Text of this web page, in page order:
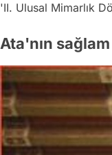
'II. Ulusal Mimarlık
Ata'nın